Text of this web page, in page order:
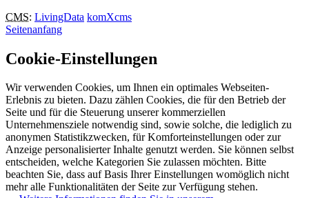
CMS: LivingData komXcms
Seitenanfang
Cookie-Einstellungen
Wir verwenden Cookies, um Ihnen ein optimales Webseiten-
Erlebnis zu bieten. Dazu zählen Cookies, die für den Betrieb der
Seite und für die Steuerung unserer kommerziellen
Unternehmensziele notwendig sind, sowie solche, die lediglich zu
anonymen Statistikzwecken, für Komforteinstellungen oder zur
Anzeige personalisierter Inhalte genutzt werden. Sie können selbst
entscheiden, welche Kategorien Sie zulassen möchten. Bitte
beachten Sie, dass auf Basis Ihrer Einstellungen womöglich nicht
mehr alle Funktionalitäten der Seite zur Verfügung stehen.